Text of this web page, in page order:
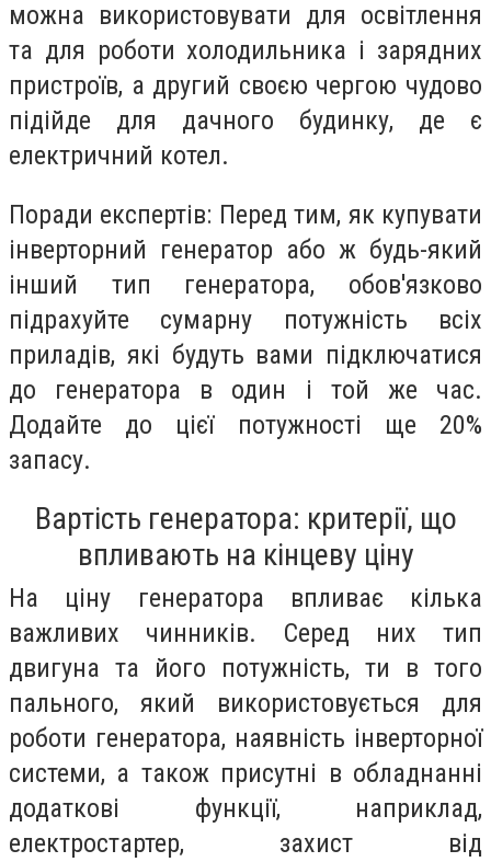
можна використовувати для освітлення
та для роботи холодильника і зарядних
пристроїв, а другий своєю чергою чудово
підійде для дачного будинку, де є
електричний котел.
Поради експертів: Перед тим, як купувати
інверторний генератор або ж будь-який
інший тип генератора, обов'язково
підрахуйте сумарну потужність всіх
приладів, які будуть вами підключатися
до генератора в один і той же час.
Додайте до цієї потужності ще 20%
запасу.
Вартість генератора: критерії, що
впливають на кінцеву ціну
На ціну генератора впливає кілька
важливих чинників. Серед них тип
двигуна та його потужність, ти в того
пального, який використовується для
роботи генератора, наявність інверторної
системи, а також присутні в обладнанні
додаткові функції, наприклад,
електростартер, захист від